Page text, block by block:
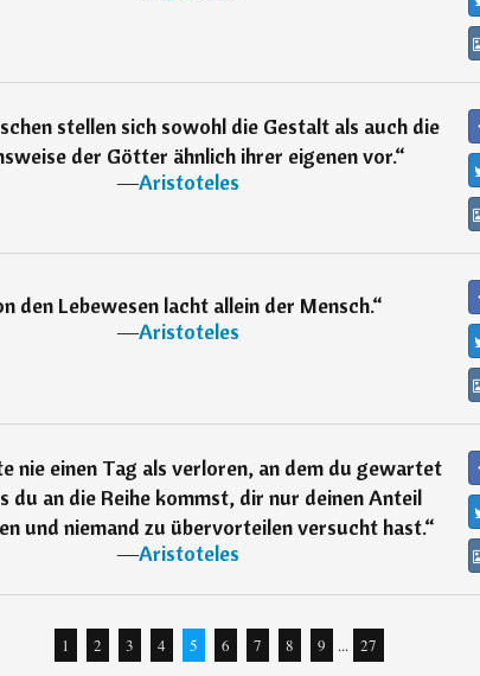
stellen sich sowohl die Gestalt als auch die
der Götter ähnlich ihrer eigenen vor.“
―Aristoteles
den Lebewesen lacht allein der Mensch.“
―Aristoteles
nie einen Tag als verloren, an dem du gewartet
du an die Reihe kommst, dir nur deinen Anteil
und niemand zu übervorteilen versucht hast.“
―Aristoteles
1 2 3 4 5 6 7 8 9 ... 27